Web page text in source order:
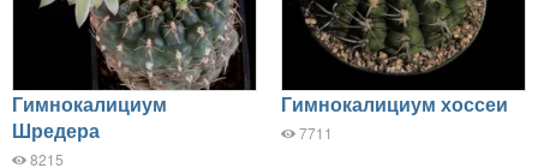
Гимнокалициум
Шредера
8215
Гимнокалициум хоссеи
7711